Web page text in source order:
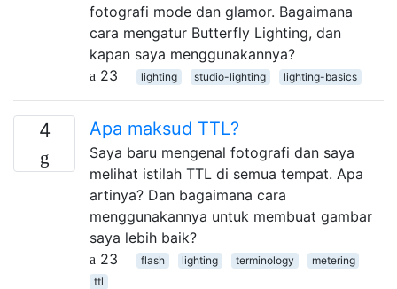
fotografi mode dan glamor. Bagaimana
cara mengatur Butterfly Lighting, dan
kapan saya menggunakannya?
23
lighting studio-lighting lighting-basics
4 Apa maksud TTL?
Saya baru mengenal fotografi dan saya
melihat istilah TTL di semua tempat. Apa
artinya? Dan bagaimana cara
menggunakannya untuk membuat gambar
saya lebih baik?
23
flash lighting terminology
metering
ttl